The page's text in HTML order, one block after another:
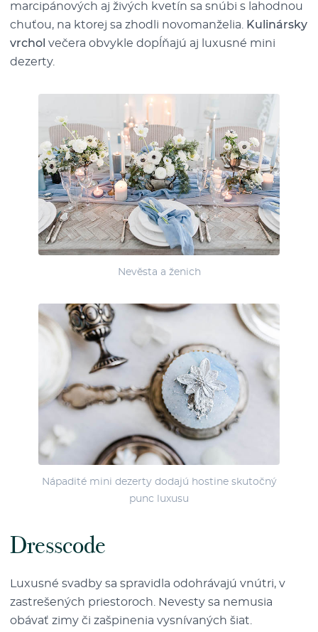
marcipánových aj živých kvetín sa snúbi s lahodnou
chuťou, na ktorej sa zhodli novomanželia. Kulinársky
vrchol večera obvykle dopĺňajú aj luxusné mini
dezerty.
Nevěsta a ženich
Nápadité mini dezerty dodajú hostine skutočný
punc luxusu
Dresscode
Luxusné svadby sa spravidla odohrávajú vnútri, v
zastrešených priestoroch. Nevesty sa nemusia
obávať zimy či zašpinenia vysnívaných šiat.